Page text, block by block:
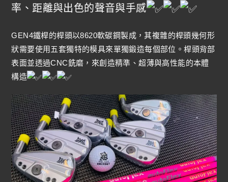
率、距離與出色的聲音與手感
GEN4鐵桿的桿頭以8620軟碳鋼製成，其複雜的桿頭幾何形
狀需要使用五套獨特的模具來單獨鍛造每個部位。桿頭背部
表面並透過CNC銑磨，來創造精準、超薄與高性能的本體
構造